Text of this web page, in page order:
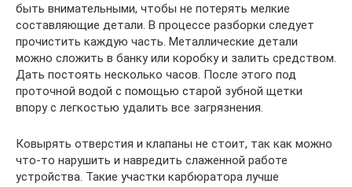
быть внимательными, чтобы не потерять мелкие
составляющие детали. В процессе разборки следует
прочистить каждую часть. Металлические детали
можно сложить в банку или коробку и залить средством.
Дать постоять несколько часов. После этого под
проточной водой с помощью старой зубной щетки
впору с легкостью удалить все загрязнения.
Ковырять отверстия и клапаны не стоит, так как можно
что-то нарушить и навредить слаженной работе
устройства. Такие участки карбюратора лучше